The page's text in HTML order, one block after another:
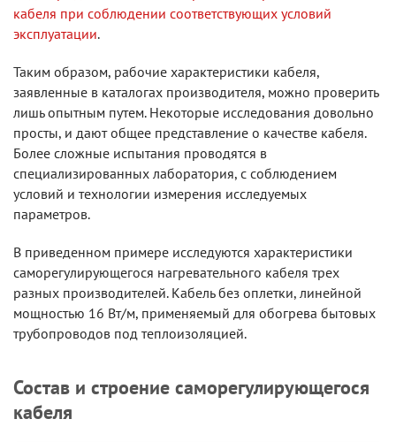
кабеля при соблюдении соответствующих условий
эксплуатации.
Таким образом, рабочие характеристики кабеля,
заявленные в каталогах производителя, можно проверить
лишь опытным путем. Некоторые исследования довольно
просты, и дают общее представление о качестве кабеля.
Более сложные испытания проводятся в
специализированных лаборатория, с соблюдением
условий и технологии измерения исследуемых
параметров.
В приведенном примере исследуются характеристики
саморегулирующегося нагревательного кабеля трех
разных производителей. Кабель без оплетки, линейной
мощностью 16 Вт/м, применяемый для обогрева бытовых
трубопроводов под теплоизоляцией.
Состав и строение саморегулирующегося
кабеля